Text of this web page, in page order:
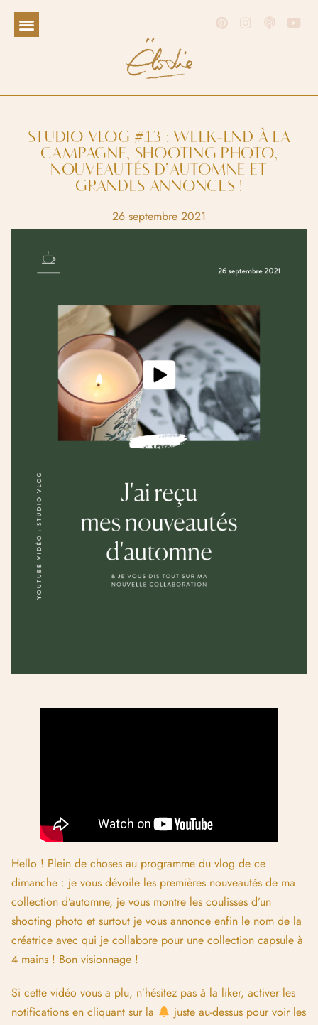
STUDIO VLOG #13 : WEEK-END À LA
CAMPAGNE, SHOOTING PHOTO,
NOUVEAUTÉS D’AUTOMNE ET
GRANDES ANNONCES !
26 septembre 2021
Hello ! Plein de choses au programme du vlog de ce
dimanche : je vous dévoile les premières nouveautés de ma
collection d’automne, je vous montre les coulisses d’un
shooting photo et surtout je vous annonce enfin le nom de la
créatrice avec qui je collabore pour une collection capsule à
4 mains ! Bon visionnage !
Si cette vidéo vous a plu, n’hésitez pas à la liker, activer les
notifications en cliquant sur la
juste au-dessus pour voir les